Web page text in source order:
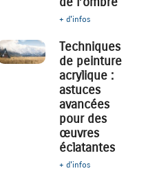
+ d'infos
Techniques
de peinture
acrylique :
astuces
avancées
pour des
œuvres
éclatantes
+ d'infos